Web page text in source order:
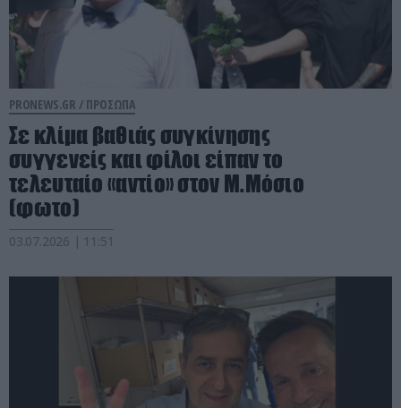
PRONEWS.GR / ΠΡΟΣΩΠΑ
Σε κλίμα βαθιάς συγκίνησης
συγγενείς και φίλοι είπαν το
τελευταίο «αντίο» στον Μ.Μόσιο
(φωτο)
03.07.2026 | 11:51